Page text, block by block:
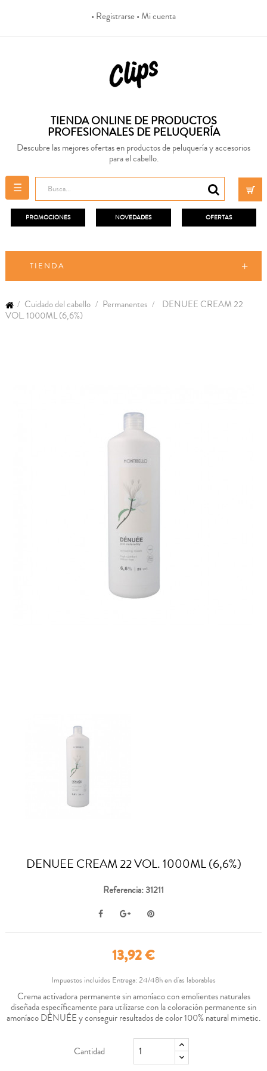
• Registrarse• Mi cuenta
TIENDA ONLINE DE PRODUCTOS
PROFESIONALES DE PELUQUERÍA
Descubre las mejores ofertas en productos de peluquería y accesorios
para el cabello.
Navegación
de
palanca
☰
PROMOCIONES NOVEDADES OFERTAS
TIENDA
Cuidado del cabello Permanentes
DENUEE CREAM 22
VOL. 1000ML (6,6%)
DENUEE CREAM 22 VOL. 1000ML (6,6%)
Referencia: 31211
13,92 €
Impuestos incluidos Entrega: 24/48h en días laborables
Crema activadora permanente sin amoníaco con emolientes naturales
diseñada específicamente para utilizarse con la coloración permanente sin
amoníaco DÉNUÉE y conseguir resultados de color 100% natural mimetic.
Cantidad